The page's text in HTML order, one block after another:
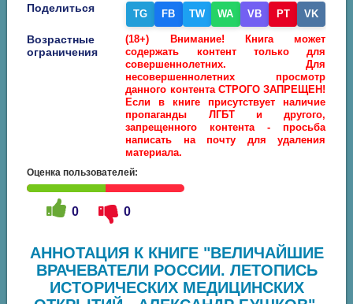
Поделиться TG FB TW WA VB PT VK
Возрастные
ограничения
(18+) Внимание! Книга может
содержать контент только для
совершеннолетних. Для
несовершеннолетних просмотр
данного контента СТРОГО ЗАПРЕЩЕН!
Если в книге присутствует наличие
пропаганды ЛГБТ и другого,
запрещенного контента - просьба
написать на почту для удаления
материала.
Оценка пользователей:
0 0
АННОТАЦИЯ К КНИГЕ "ВЕЛИЧАЙШИЕ
ВРАЧЕВАТЕЛИ РОССИИ. ЛЕТОПИСЬ
ИСТОРИЧЕСКИХ МЕДИЦИНСКИХ